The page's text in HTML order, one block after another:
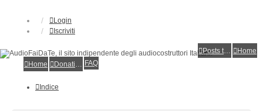
Login
Iscriviti
Posts toplist
Home
Home
Donations FAQ
Indice